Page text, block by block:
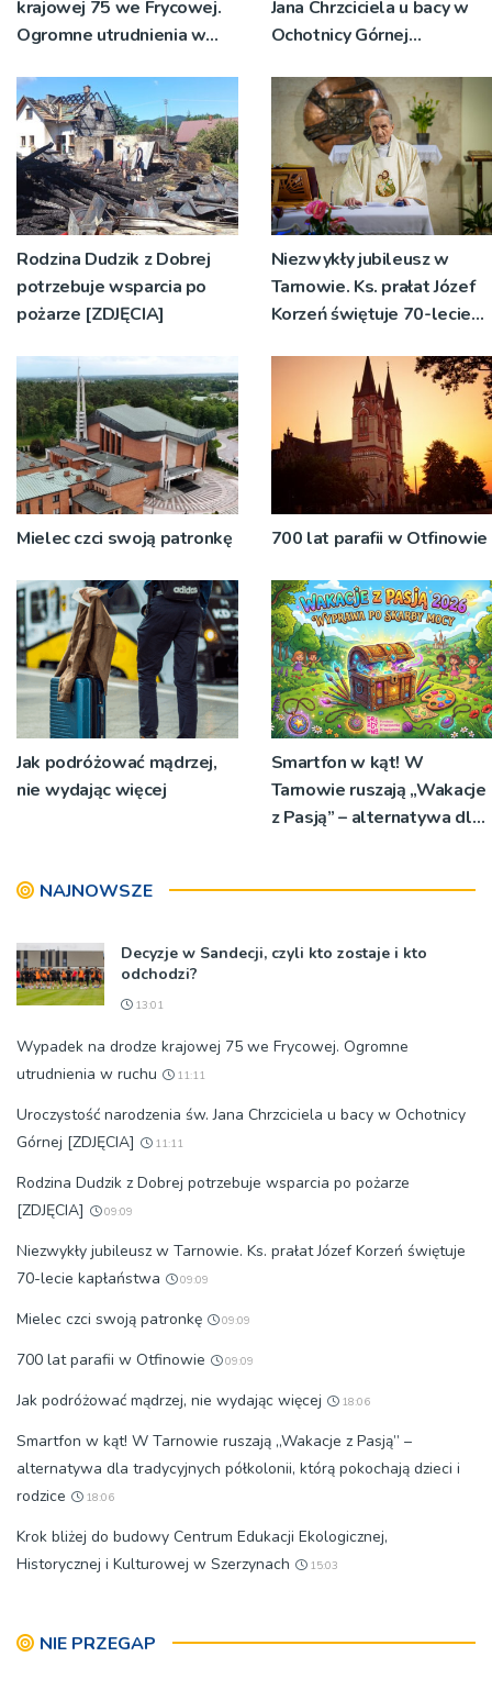
krajowej 75 we Frycowej.
Ogromne utrudnienia w
Jana Chrzciciela u bacy w
Ochotnicy Górnej
Rodzina Dudzik z Dobrej
potrzebuje wsparcia po
pożarze [ZDJĘCIA]
Niezwykły jubileusz w
Tarnowie. Ks. prałat Józef
Korzeń świętuje 70-lecie
Mielec czci swoją patronkę 700 lat parafii w Otfinowie
Jak podróżować mądrzej,
nie wydając więcej
Smartfon w kąt! W
Tarnowie ruszają „Wakacje
z Pasją” – alternatywa dla
NAJNOWSZE
Decyzje w Sandecji, czyli kto zostaje i kto
odchodzi?
13:01
Wypadek na drodze krajowej 75 we Frycowej. Ogromne
utrudnienia w ruchu
11:11
Uroczystość narodzenia św. Jana Chrzciciela u bacy w Ochotnicy
Górnej [ZDJĘCIA]
11:11
Rodzina Dudzik z Dobrej potrzebuje wsparcia po pożarze
[ZDJĘCIA]
09:09
Niezwykły jubileusz w Tarnowie. Ks. prałat Józef Korzeń świętuje
70-lecie kapłaństwa
09:09
Mielec czci swoją patronkę 09:09
700 lat parafii w Otfinowie 09:09
Jak podróżować mądrzej, nie wydając więcej 18:06
Smartfon w kąt! W Tarnowie ruszają „Wakacje z Pasją” –
alternatywa dla tradycyjnych półkolonii, którą pokochają dzieci i
rodzice
18:06
Krok bliżej do budowy Centrum Edukacji Ekologicznej,
Historycznej i Kulturowej w Szerzynach
15:03
NIE PRZEGAP